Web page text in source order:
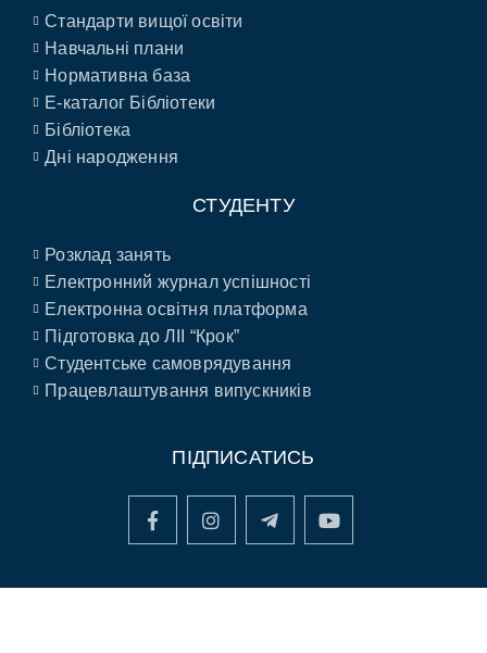
Стандарти вищої освіти
Навчальні плани
Нормативна база
E-каталог Бібліотеки
Бібліотека
Дні народження
СТУДЕНТУ
Розклад занять
Електронний журнал успішності
Електронна освітня платформа
Підготовка до ЛІІ “Крок”
Студентське самоврядування
Працевлаштування випускників
ПІДПИСАТИСЬ